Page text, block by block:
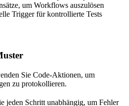
um Workflows auszulösen
Trigger für kontrollierte Tests
Sie Code-Aktionen, um
zu protokollieren.
jeden Schritt unabhängig, um Fehler